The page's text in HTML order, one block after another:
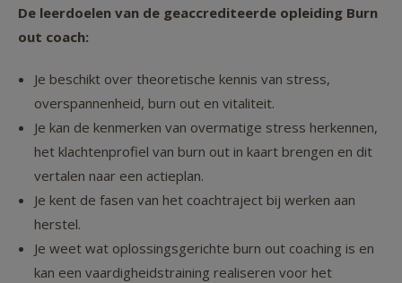
De leerdoelen van de geaccrediteerde opleiding Burn
out coach:
Je beschikt over theoretische kennis van stress,
overspannenheid, burn out en vitaliteit.
Je kan de kenmerken van overmatige stress herkennen,
het klachtenprofiel van burn out in kaart brengen en dit
vertalen naar een actieplan.
Je kent de fasen van het coachtraject bij werken aan
herstel.
Je weet wat oplossingsgerichte burn out coaching is en
kan een vaardigheidstraining realiseren voor het